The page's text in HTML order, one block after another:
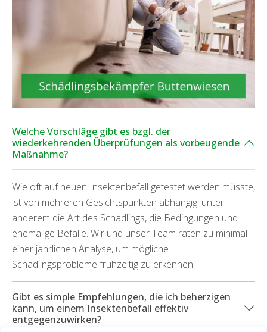
Welche Vorschläge gibt es bzgl. der
wiederkehrenden Überprüfungen als vorbeugende
Maßnahme?
Wie oft auf neuen Insektenbefall getestet werden müsste,
ist von mehreren Gesichtspunkten abhängig: unter
anderem die Art des Schädlings, die Bedingungen und
ehemalige Befälle. Wir und unser Team raten zu minimal
einer jährlichen Analyse, um mögliche
Schädlingsprobleme frühzeitig zu erkennen.
Gibt es simple Empfehlungen, die ich beherzigen
kann, um einem Insektenbefall effektiv
entgegenzuwirken?